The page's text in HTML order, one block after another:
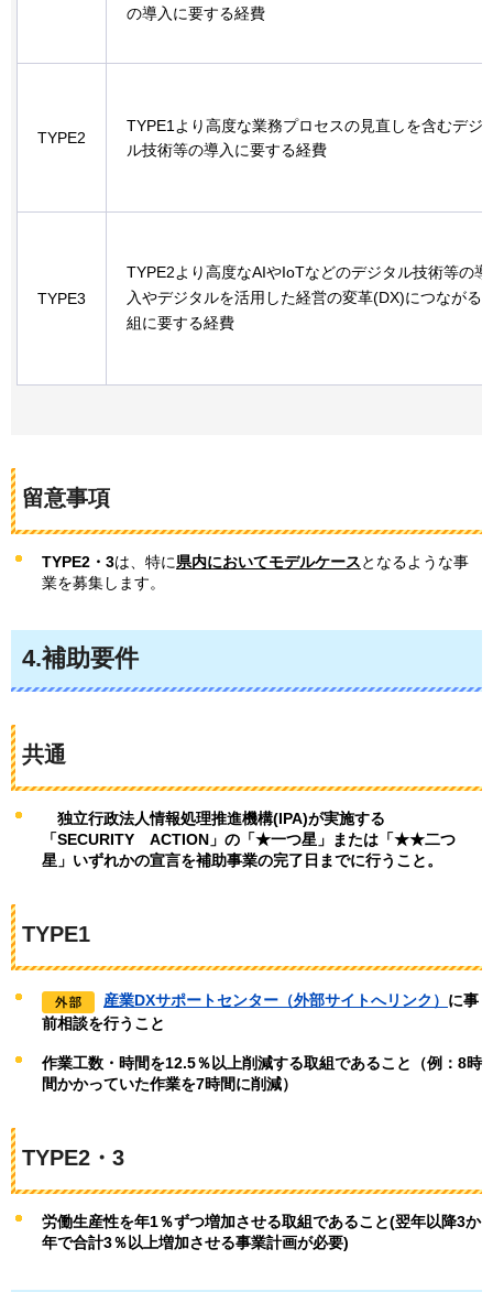
の導入に要する経費
TYPE2
TYPE1より高度な業務プロセスの見直しを含むデジ
ル技術等の導入に要する経費
TYPE3
TYPE2より高度なAIやIoTなどのデジタル技術等の導
入やデジタルを活用した経営の変革(DX)につながる
組に要する経費
留意事項
TYPE2・3は、特に県内においてモデルケースとなるような事
業を募集します。
4.補助要件
共通
独立行政法人情報処理推進機構(IPA)が実施する
「SECURITY
ACTION」の「★一つ星」または「★★二つ
星」いずれかの宣言を補助事業の完了日までに行うこと。
TYPE1
産業DXサポートセンター（外部サイトへリンク） に事
前相談を行うこと
作業工数・時間を12.5％以上削減する取組であること（例：8時
間かかっていた作業を7時間に削減）
TYPE2・3
労働生産性を年1％ずつ増加させる取組であること(翌年以降3か
年で合計3％以上増加させる事業計画が必要)